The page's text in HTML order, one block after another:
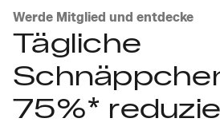
Werde Mitglied und entdecke
Tägliche
75%*